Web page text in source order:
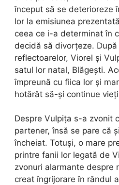
început să se deterioreze
lor la emisiunea
ceea ce i-a determinat în
decidă să divorțeze.
reflectoarelor, Viorel și
satul lor natal, Blăgești.
împreună cu fiica lor și
hotărât să-și continue
Despre Vulpița s-a zvonit
partener, însă se pare că
încheiat. Totuși, o mare
printre fanii lor legată de
zvonuri alarmante despre
creat îngrijorare în rândul